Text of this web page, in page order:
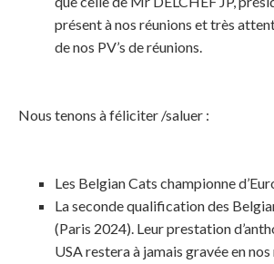
présent à nos réunions et très
de nos PV’s de réunions.
Nous tenons à féliciter /saluer :
Les Belgian Cats championne
La seconde qualification des
(Paris 2024). Leur prestation
USA restera à jamais gravée en